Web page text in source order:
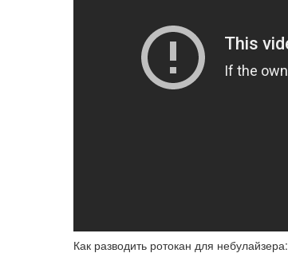
Как разводить ротокан для небулайзера: